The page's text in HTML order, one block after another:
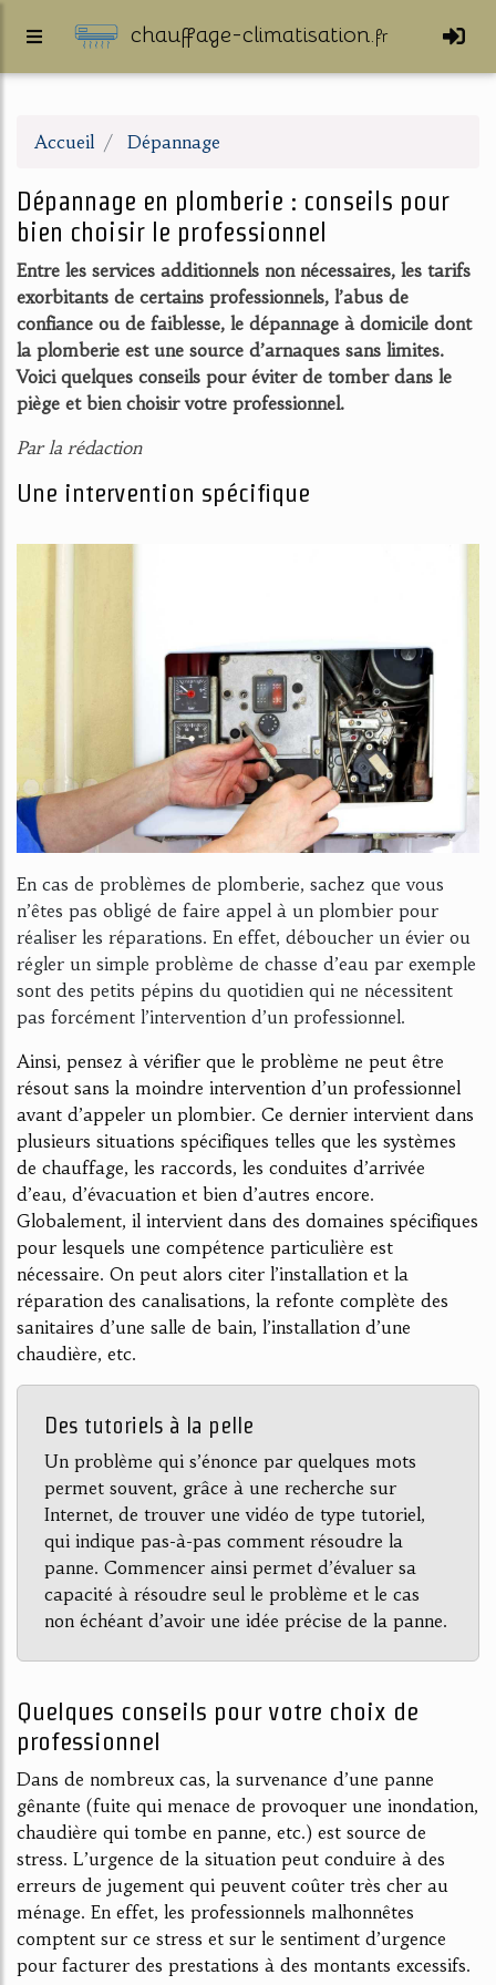
chauffage-climatisation.fr
Accueil Dépannage
Dépannage en plomberie : conseils pour
bien choisir le professionnel
Entre les services additionnels non nécessaires, les tarifs
exorbitants de certains professionnels, l’abus de
confiance ou de faiblesse, le dépannage à domicile dont
la plomberie est une source d’arnaques sans limites.
Voici quelques conseils pour éviter de tomber dans le
piège et bien choisir votre professionnel.
Par la rédaction
Une intervention spécifique
En cas de problèmes de plomberie, sachez que vous
n’êtes pas obligé de faire appel à un plombier pour
réaliser les réparations. En effet, déboucher un évier ou
régler un simple problème de chasse d’eau par exemple
sont des petits pépins du quotidien qui ne nécessitent
pas forcément l’intervention d’un professionnel.
Ainsi, pensez à vérifier que le problème ne peut être
résout sans la moindre intervention d’un professionnel
avant d’appeler un plombier. Ce dernier intervient dans
plusieurs situations spécifiques telles que les systèmes
de chauffage, les raccords, les conduites d’arrivée
d’eau, d’évacuation et bien d’autres encore.
Globalement, il intervient dans des domaines spécifiques
pour lesquels une compétence particulière est
nécessaire. On peut alors citer l’installation et la
réparation des canalisations, la refonte complète des
sanitaires d’une salle de bain, l’installation d’une
chaudière, etc.
Des tutoriels à la pelle
Un problème qui s’énonce par quelques mots
permet souvent, grâce à une recherche sur
Internet, de trouver une vidéo de type tutoriel,
qui indique pas-à-pas comment résoudre la
panne. Commencer ainsi permet d’évaluer sa
capacité à résoudre seul le problème et le cas
non échéant d’avoir une idée précise de la panne.
Quelques conseils pour votre choix de
professionnel
Dans de nombreux cas, la survenance d’une panne
gênante (fuite qui menace de provoquer une inondation,
chaudière qui tombe en panne, etc.) est source de
stress. L’urgence de la situation peut conduire à des
erreurs de jugement qui peuvent coûter très cher au
ménage. En effet, les professionnels malhonnêtes
comptent sur ce stress et sur le sentiment d’urgence
pour facturer des prestations à des montants excessifs.